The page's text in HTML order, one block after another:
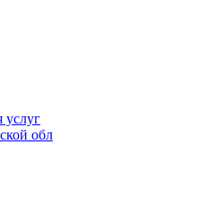
услуг
обл